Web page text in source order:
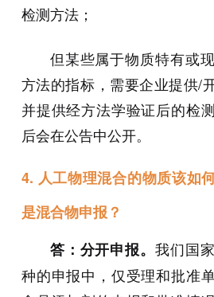
检测方法；
但某些属于物质特有或
方法的指标，需要企业提供/
并提供经方法学验证后的检
后会在公告中公开。
4. 人工物理混合的物质该如
是混合物申报？
答：分开申报。我们国
种的申报中，仅受理和批准